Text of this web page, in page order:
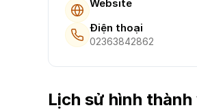
Website
Điện thoại
02363842862
Lịch sử hình